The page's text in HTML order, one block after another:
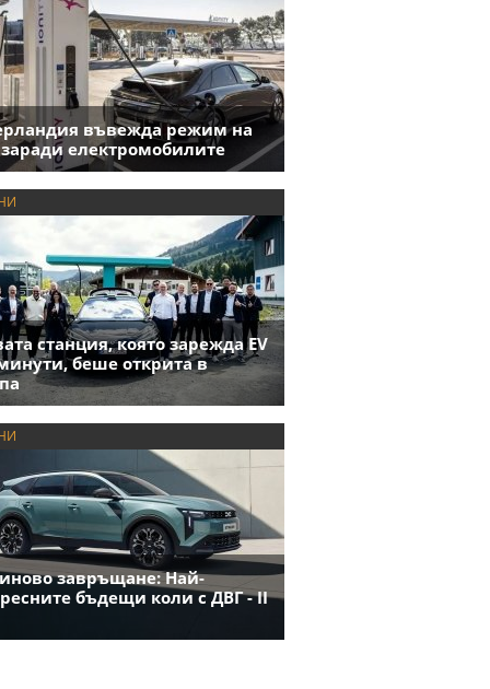
въвежда режим на
заради електромобилите
станция, която зарежда EV
беше открита в
завръщане: Най-
бъдещи коли с ДВГ - II